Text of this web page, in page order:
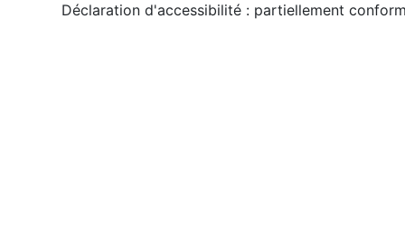
Déclaration d'accessibilité : partiellement